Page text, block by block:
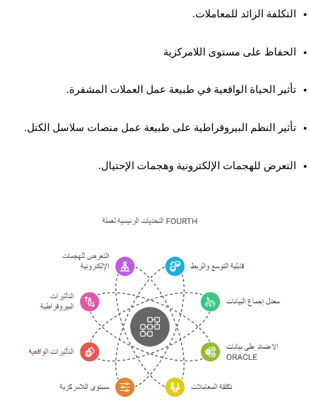
التكلفة الزائد للمعاملات.
الحفاظ على مستوى اللامركزية
تأثير الحياة الواقعية في طبيعة عمل العملات المشفرة.
تأثير النظم البيروقراطية على طبيعة عمل منصات سلاسل الكتل.
التعرض للهجمات الإلكترونية وهجمات الإحتيال.